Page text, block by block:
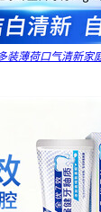
装薄荷口气清新家